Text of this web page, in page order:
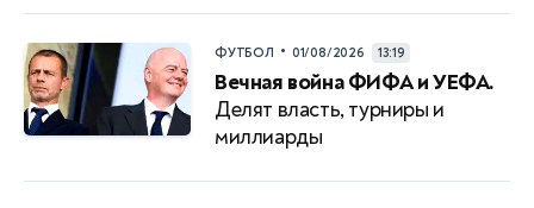
ФУТБОЛ • 01/08/2026 13:19
Вечная война ФИФА и УЕФА.
Делят власть, турниры и
миллиарды